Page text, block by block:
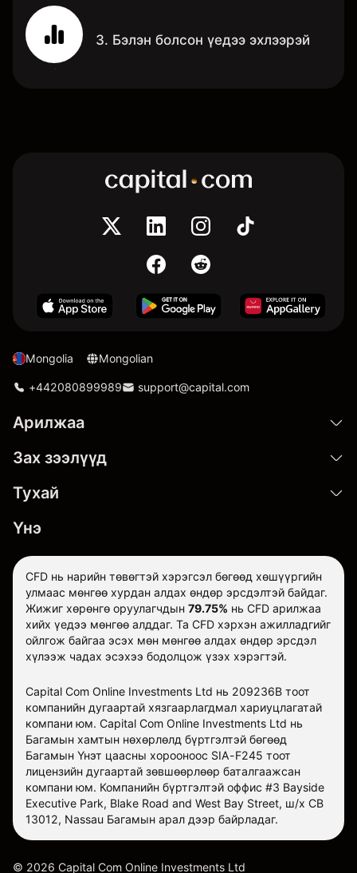
3. Бэлэн болсон үедээ эхлээрэй
Mongolia Mongolian
+442080899989 support@capital.com
Арилжаа
Зах зээлүүд
Тухай
Үнэ
CFD нь нарийн төвөгтэй хэрэгсэл бөгөөд хөшүүргийн
улмаас мөнгөө хурдан алдах өндөр эрсдэлтэй байдаг.
Жижиг хөрөнгө оруулагчдын 79.75% нь CFD арилжаа
хийх үедээ мөнгөө алддаг. Та CFD хэрхэн ажилладгийг
ойлгож байгаа эсэх мөн мөнгөө алдах өндөр эрсдэл
хүлээж чадах эсэхээ бодолцож үзэх хэрэгтэй.
Capital Com Online Investments Ltd нь 209236B тоот
компанийн дугаартай хязгаарлагдмал хариуцлагатай
компани юм. Capital Com Online Investments Ltd нь
Багамын хамтын нөхөрлөлд бүртгэлтэй бөгөөд
Багамын Үнэт цаасны хорооноос SIA-F245 тоот
лицензийн дугаартай зөвшөөрлөөр баталгаажсан
компани юм. Компанийн бүртгэлтэй оффис #3 Bayside
Executive Park, Blake Road and West Bay Street, ш/х CB
13012, Nassau Багамын арал дээр байрладаг.
© 2026 Capital Com Online Investments Ltd